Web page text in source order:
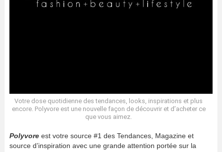
Votre dose quotidienne des tendances, looks, inspirations et plus
encore. Polyvore est une nouvelle façon de découvrir et d’acheter ce
que vous aimez.
Polyvore est votre source #1 des Tendances, Magazine et
source d’inspiration avec une grande attention portée sur la